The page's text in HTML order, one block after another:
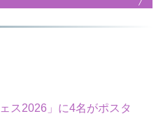
ス2026」に4名がポスタ